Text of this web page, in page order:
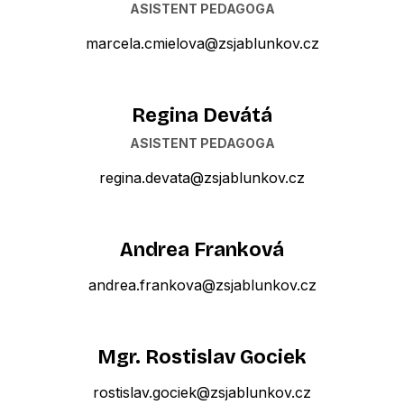
ASISTENT PEDAGOGA
marcela.cmielova@zsjablunkov.cz
Regina Devátá
ASISTENT PEDAGOGA
regina.devata@zsjablunkov.cz
Andrea Franková
andrea.frankova@zsjablunkov.cz
Mgr. Rostislav Gociek
rostislav.gociek@zsjablunkov.cz